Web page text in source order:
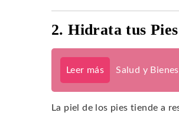
2. Hidrata tus
Leer más Salud y
La piel de los pies tiende a